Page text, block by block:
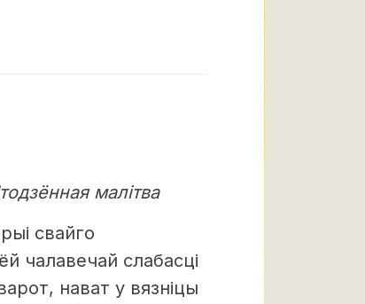
малітва
свайго
чалавечай слабасці
нават у вязніцы